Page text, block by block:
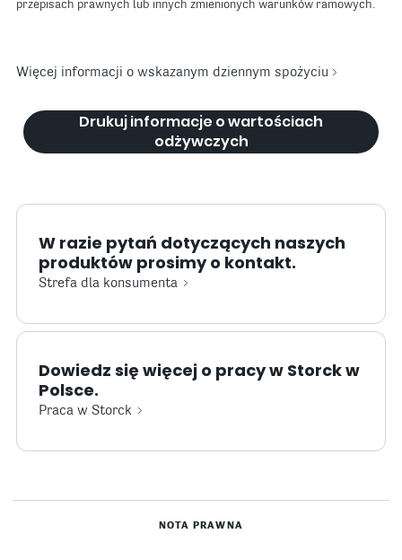
przepisach prawnych lub innych zmienionych warunków ramowych.
Więcej informacji o wskazanym dziennym spożyciu
Drukuj informacje o wartościach
odżywczych
W razie pytań dotyczących naszych
produktów prosimy o kontakt.
Strefa dla konsumenta
Dowiedz się więcej o pracy w Storck w
Polsce.
Praca w Storck
NOTA PRAWNA